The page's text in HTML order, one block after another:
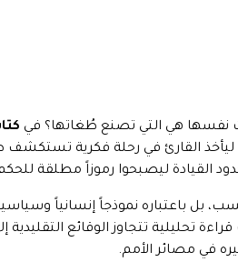
نفسها هي التي تصنع طُغاتها؟ في
ليأخذ القارئ في رحلة فكرية
القيادة ليصبحوا رموزاً مطلقة
بل باعتباره نموذجاً إنسانياً
تحليلية تتجاوز الوقائع
في مصائر الأمم.